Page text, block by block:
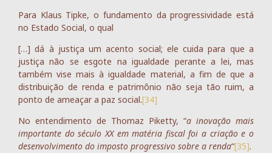
Para Klaus Tipke, o fundamento da progressividade está
no Estado Social, o qual
[…] dá à justiça um acento social; ele cuida para que a
justiça não se esgote na igualdade perante a lei, mas
também vise mais à igualdade material, a fim de que a
distribuição de renda e patrimônio não seja tão ruim, a
ponto de ameaçar a paz social.[34]
No entendimento de Thomaz Piketty, “a inovação mais
importante do século XX em matéria fiscal foi a criação e o
desenvolvimento do imposto progressivo sobre a renda“[35].